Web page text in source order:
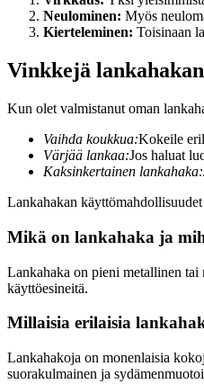
Neulominen: Myös
Kierteleminen: Toisinaan
Vinkkejä
Kun olet valmistanut oman
Vaihda koukkua:Kokeile
Värjää lankaa:Jos haluat
Kaksinkertainen lankahaka:
Lankahakan
Mikä on lankahaka ja
Lankahaka on pieni metallinen tai
käyttöesineitä.
Millaisia erilaisia
Lankahakoja on monenlaisia
suorakulmainen ja